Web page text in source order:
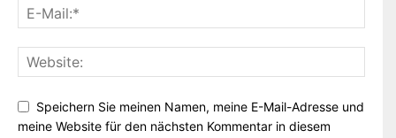
Speichern Sie meinen Namen, meine E-Mail-Adresse und
meine Website für den nächsten Kommentar in diesem